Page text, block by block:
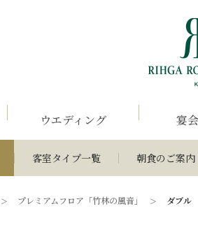
ウエディング 宴
客室タイプ一覧 朝食のご案内
プレミアムフロア 「竹林の風音」 ダブル